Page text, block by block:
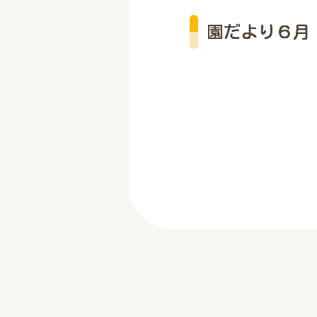
園だより６月